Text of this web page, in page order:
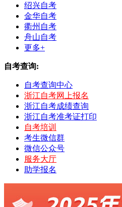
绍兴自考
金华自考
衢州自考
舟山自考
更多+
自考查询:
自考查询中心
浙江自考网上报名
浙江自考成绩查询
浙江自考准考证打印
自考培训
考生微信群
微信公众号
服务大厅
助学报名